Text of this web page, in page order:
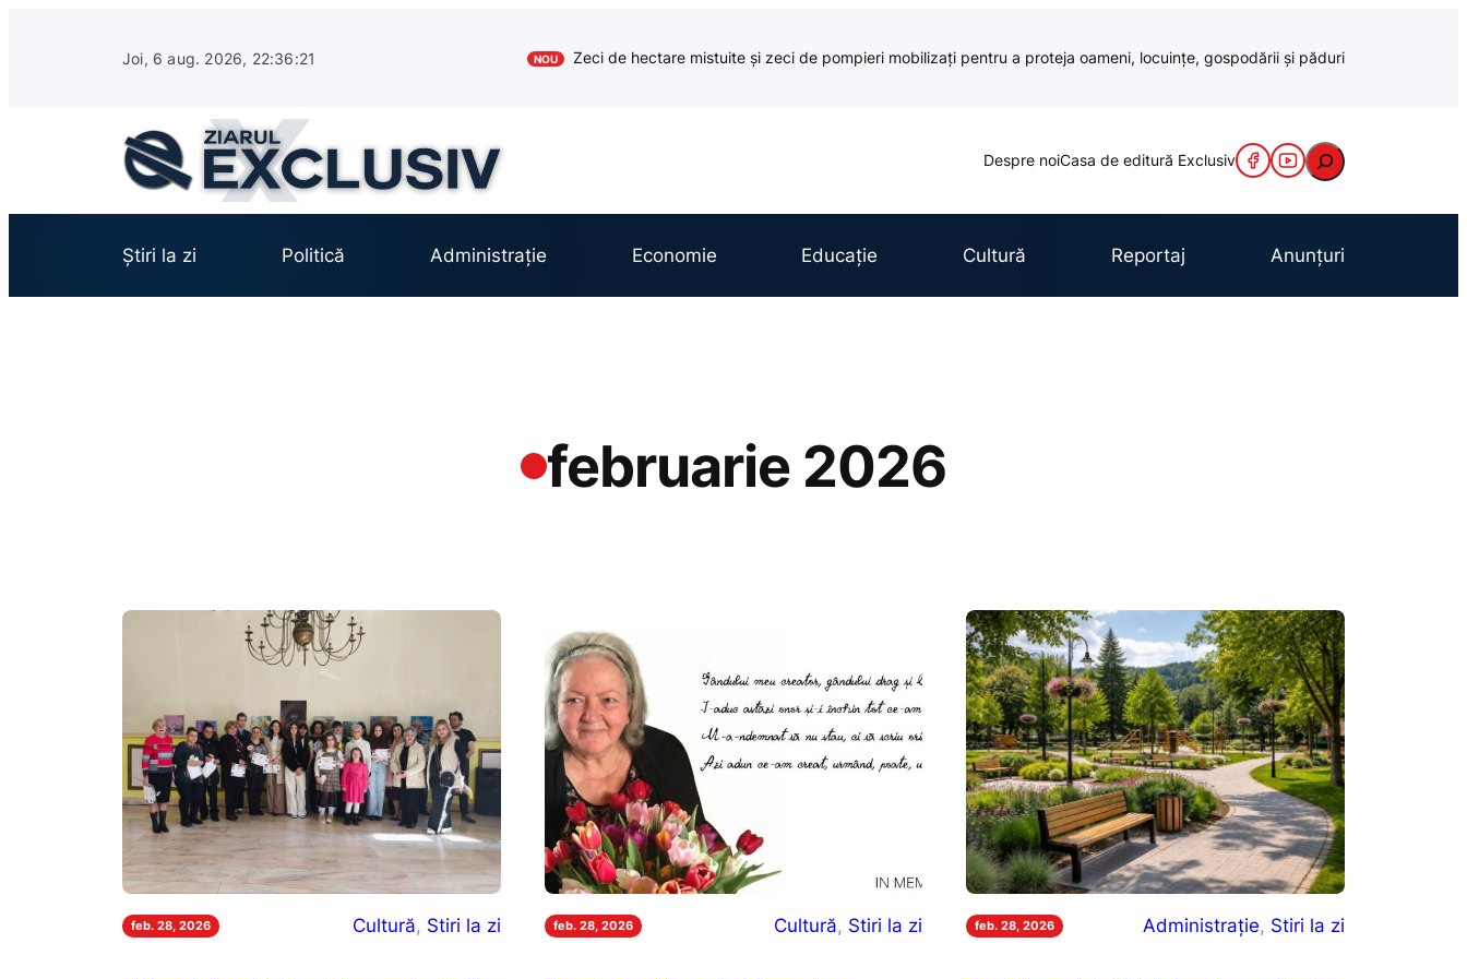
Joi, 6 aug. 2026, 22:36:23 NOU Zeci de hectare mistuite și zeci de pompieri mobilizați pentru a proteja oameni, locuințe, gospodării și păduri
Despre noiCasa de editură Exclusiv Caută
Știri la zi Politică Administrație Economie Educație Cultură Reportaj Anunțuri
februarie 2026
feb. 28, 2026 Cultură, Stiri la zi feb. 28, 2026 Cultură, Stiri la zi feb. 28, 2026 Administrație, Stiri la zi